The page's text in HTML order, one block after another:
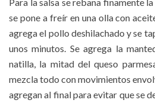
se pone a freír en una olla con
agrega el pollo deshilachado y se
unos minutos. Se agrega la
natilla, la mitad del queso
mezcla todo con movimientos
agregan al final para evitar que se